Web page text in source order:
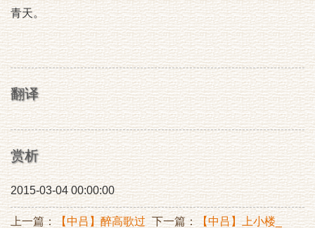
青天。
翻译
赏析
2015-03-04 00:00:00
上一篇：【中吕】醉高歌过 下一篇：【中吕】上小楼_